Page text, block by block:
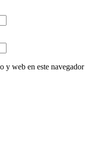
y web en este navegador